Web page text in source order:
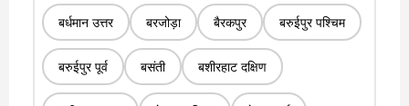
बर्धमान उत्तर बरजोड़ा बैरकपुर बरुईपुर पश्चिम
बरुईपुर पूर्व बसंती बशीरहाट दक्षिण